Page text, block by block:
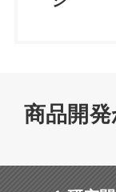
商品開